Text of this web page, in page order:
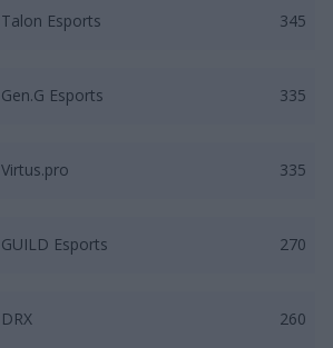
Talon Esports 345
Gen.G Esports 335
Virtus.pro 335
GUILD Esports 270
DRX 260